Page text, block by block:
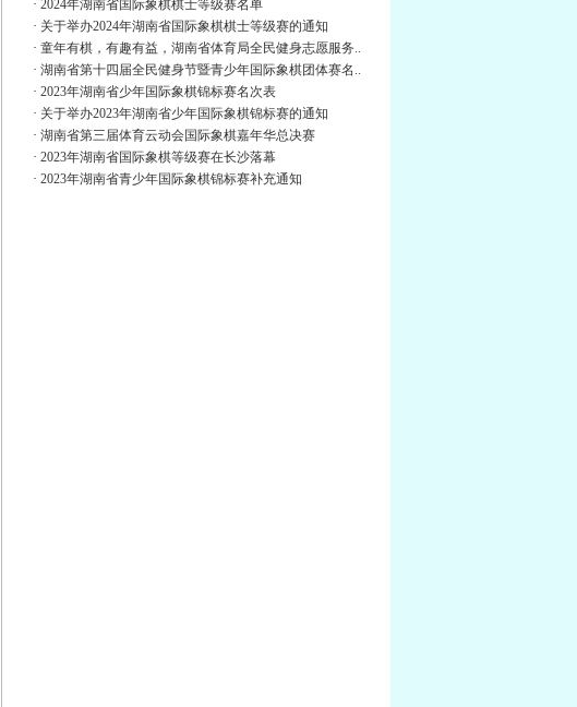
· 2024年湖南省国际象棋棋士等级赛名单
· 关于举办2024年湖南省国际象棋棋士等级赛的通知
· 童年有棋，有趣有益，湖南省体育局全民健身志愿服务..
· 湖南省第十四届全民健身节暨青少年国际象棋团体赛名..
· 2023年湖南省少年国际象棋锦标赛名次表
· 关于举办2023年湖南省少年国际象棋锦标赛的通知
· 湖南省第三届体育云动会国际象棋嘉年华总决赛
· 2023年湖南省国际象棋等级赛在长沙落幕
· 2023年湖南省青少年国际象棋锦标赛补充通知